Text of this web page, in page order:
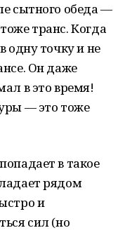
сытного обеда —
транс. Когда
одну точку и не
Он даже
в это время!
— это тоже
в такое
рядом
и
сил (но